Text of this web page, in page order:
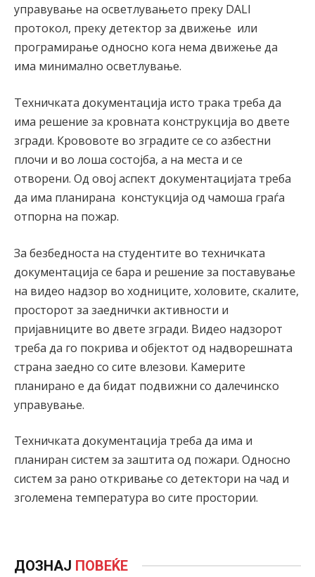
управување на осветлувањето преку DALI
протокол, преку детектор за движење или
програмирање односно кога нема движење да
има минимално осветлување.
Техничката документација исто трака треба да
има решение за кровната конструкција во двете
згради. Крововоте во зградите се со азбестни
плочи и во лоша состојба, а на места и се
отворени. Од овој аспект документацијата треба
да има планирана констукција од чамоша граѓа
отпорна на пожар.
За безбедноста на студентите во техничката
документација се бара и решение за поставување
на видео надзор во ходниците, холовите, скалите,
просторот за заеднички активности и
пријавниците во двете згради. Видео надзорот
треба да го покрива и објектот од надворешната
страна заедно со сите влезови. Камерите
планирано е да бидат подвижни со далечинско
управување.
Техничката документација треба да има и
планиран систем за заштита од пожари. Односно
систем за рано откривање со детектори на чад и
зголемена температура во сите простории.
ДОЗНАЈ ПОВЕЌЕ